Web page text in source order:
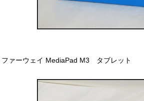
ファーウェイ MediaPad M3 タブレット